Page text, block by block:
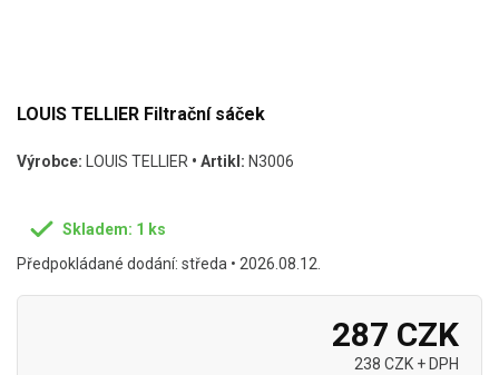
LOUIS TELLIER Filtrační sáček
Výrobce: LOUIS TELLIER • Artikl: N3006
Skladem: 1 ks
Předpokládané dodání: středa • 2026.08.12.
287 CZK
238 CZK + DPH